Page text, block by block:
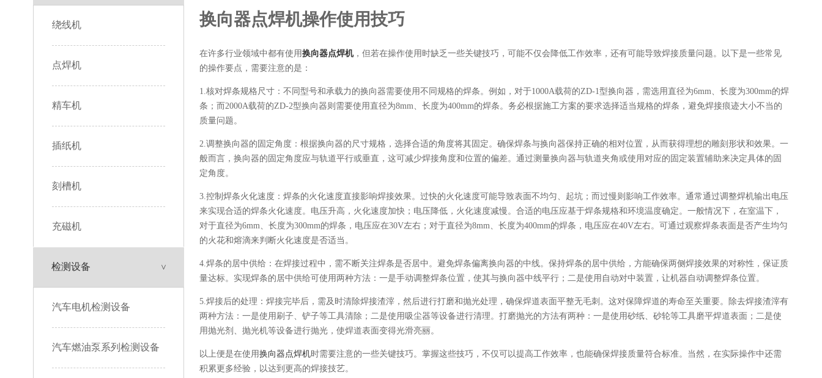
绕线机
点焊机
精车机
插纸机
刻槽机
充磁机
检测设备
汽车电机检测设备
汽车燃油泵系列检测设备
换向器点焊机操作使用技巧
在许多行业领域中都有使用换向器点焊机，但若在操作使用时缺乏一些关键技巧，可能不仅会降低工作效率，还有可能导致焊接质量问题。以下是一些常见
的操作要点，需要注意的是：
1.核对焊条规格尺寸：不同型号和承载力的换向器需要使用不同规格的焊条。例如，对于1000A载荷的ZD-1型换向器，需选用直径为6mm、长度为300mm的焊
条；而2000A载荷的ZD-2型换向器则需要使用直径为8mm、长度为400mm的焊条。务必根据施工方案的要求选择适当规格的焊条，避免焊接痕迹大小不当的
质量问题。
2.调整换向器的固定角度：根据换向器的尺寸规格，选择合适的角度将其固定。确保焊条与换向器保持正确的相对位置，从而获得理想的雕刻形状和效果。一
般而言，换向器的固定角度应与轨道平行或垂直，这可减少焊接角度和位置的偏差。通过测量换向器与轨道夹角或使用对应的固定装置辅助来决定具体的固
定角度。
3.控制焊条火化速度：焊条的火化速度直接影响焊接效果。过快的火化速度可能导致表面不均匀、起坑；而过慢则影响工作效率。通常通过调整焊机输出电压
来实现合适的焊条火化速度。电压升高，火化速度加快；电压降低，火化速度减慢。合适的电压应基于焊条规格和环境温度确定。一般情况下，在室温下，
对于直径为6mm、长度为300mm的焊条，电压应在30V左右；对于直径为8mm、长度为400mm的焊条，电压应在40V左右。可通过观察焊条表面是否产生均匀
的火花和熔滴来判断火化速度是否适当。
4.焊条的居中供给：在焊接过程中，需不断关注焊条是否居中。避免焊条偏离换向器的中线。保持焊条的居中供给，方能确保两侧焊接效果的对称性，保证质
量达标。实现焊条的居中供给可使用两种方法：一是手动调整焊条位置，使其与换向器中线平行；二是使用自动对中装置，让机器自动调整焊条位置。
5.焊接后的处理：焊接完毕后，需及时清除焊接渣滓，然后进行打磨和抛光处理，确保焊道表面平整无毛刺。这对保障焊道的寿命至关重要。除去焊接渣滓有
两种方法：一是使用刷子、铲子等工具清除；二是使用吸尘器等设备进行清理。打磨抛光的方法有两种：一是使用砂纸、砂轮等工具磨平焊道表面；二是使
用抛光剂、抛光机等设备进行抛光，使焊道表面变得光滑亮丽。
以上便是在使用换向器点焊机时需要注意的一些关键技巧。掌握这些技巧，不仅可以提高工作效率，也能确保焊接质量符合标准。当然，在实际操作中还需
积累更多经验，以达到更高的焊接技艺。